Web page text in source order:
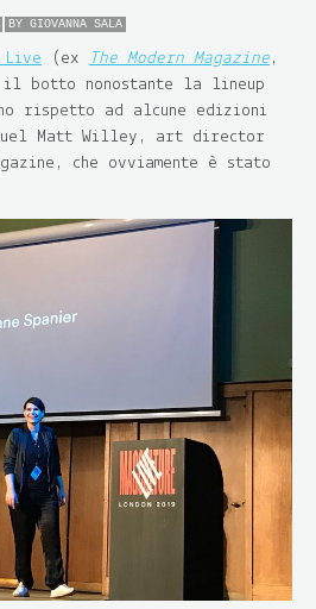
BY GIOVANNA SALA
Live (ex The Modern Magazine ,
botto nonostante la lineup
rispetto ad alcune edizioni
Matt Willey, art director
che ovviamente è stato